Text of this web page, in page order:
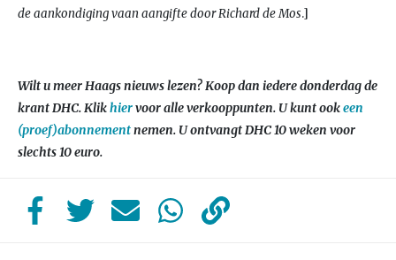
de aankondiging vaan aangifte door Richard de Mos.]
Wilt u meer Haags nieuws lezen? Koop dan iedere donderdag de
krant DHC. Klikhiervoor alle verkooppunten. U kunt ookeen
(proef)abonnementnemen. U ontvangt DHC 10 weken voor
slechts 10 euro.